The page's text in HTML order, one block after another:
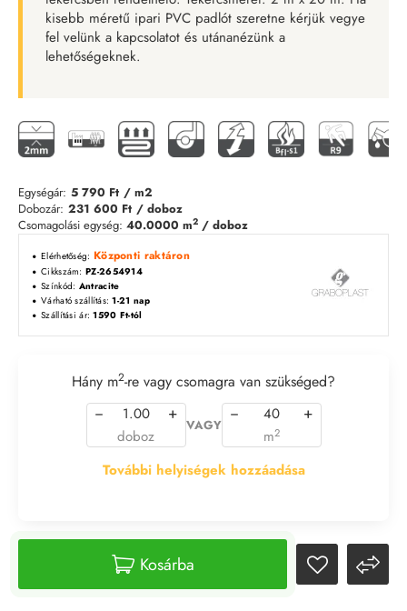
kisebb méretű ipari PVC padlót szeretne kérjük vegye
fel velünk a kapcsolatot és utánanézünk a
lehetőségeknek.
Egységár: 5 790 Ft / m2
Dobozár: 231 600 Ft / doboz
Csomagolási egység: 40.0000 m2 / doboz
Elérhetőség: Központi raktáron
Cikkszám: PZ-2654914
Színkód: Antracite
Várható szállítás: 1-21 nap
Szállítási ár: 1590 Ft-tól
További helyiségek hozzáadása
Hány m2-re vagy csomagra van szükséged?
− +
doboz
VAGY
− +
m2
Kosárba